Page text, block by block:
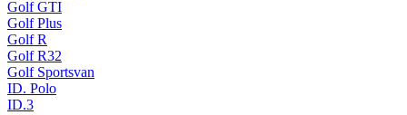
Golf GTI
Golf Plus
Golf R
Golf R32
Golf Sportsvan
ID. Polo
ID.3